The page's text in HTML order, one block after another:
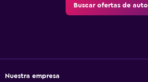
Buscar ofertas de auto
Nuestra empresa